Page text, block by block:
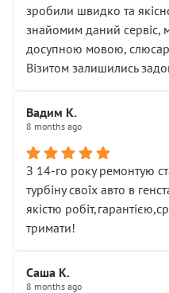
зробили швидко та
знайомим даний сервіс,
досупною мовою,
Візитом залишились
Вадим К.
8 months ago
З 14-го року ремонтую
турбіну своїх авто в
якістю
тримати!
Саша К.
8 months ago